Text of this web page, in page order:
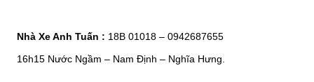
Nhà Xe Anh Tuấn : 18B 01018 – 0942687655
16h15 Nước Ngầm – Nam Định – Nghĩa Hưng.